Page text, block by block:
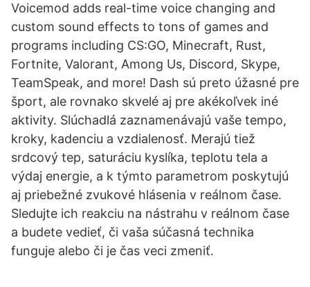
Voicemod adds real-time voice changing and
custom sound effects to tons of games and
programs including CS:GO, Minecraft, Rust,
Fortnite, Valorant, Among Us, Discord, Skype,
TeamSpeak, and more! Dash sú preto úžasné pre
šport, ale rovnako skvelé aj pre akékoľvek iné
aktivity. Slúchadlá zaznamenávajú vaše tempo,
kroky, kadenciu a vzdialenosť. Merajú tiež
srdcový tep, saturáciu kyslíka, teplotu tela a
výdaj energie, a k týmto parametrom poskytujú
aj priebežné zvukové hlásenia v reálnom čase.
Sledujte ich reakciu na nástrahu v reálnom čase
a budete vedieť, či vaša súčasná technika
funguje alebo či je čas veci zmeniť.